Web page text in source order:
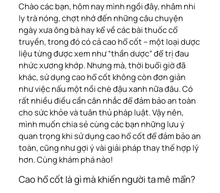
Chào các bạn, hôm nay mình ngồi đây, nhâm nhi
ly trà nóng, chợt nhớ đến những câu chuyện
ngày xưa ông bà hay kể về các bài thuốc cổ
truyền, trong đó có cả cao hổ cốt – một loại dược
liệu từng được xem như “thần dược” để trị đau
nhức xương khớp. Nhưng mà, thời buổi giờ đã
khác, sử dụng cao hổ cốt không còn đơn giản
như việc nấu một nồi chè đậu xanh nữa đâu. Có
rất nhiều điều cần cân nhắc để đảm bảo an toàn
cho sức khỏe và tuân thủ pháp luật. Vậy nên,
mình muốn chia sẻ cùng các bạn những lưu ý
quan trọng khi sử dụng cao hổ cốt để đảm bảo an
toàn, cũng như gợi ý vài giải pháp thay thế hợp lý
hơn. Cùng khám phá nào!
Cao hổ cốt là gì mà khiến người ta mê mẩn?